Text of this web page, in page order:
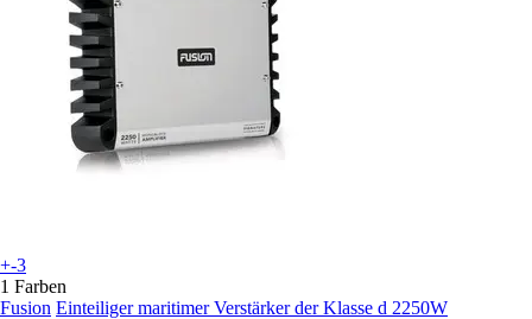
+-3
1 Farben
Fusion Einteiliger maritimer Verstärker der Klasse d 2250W